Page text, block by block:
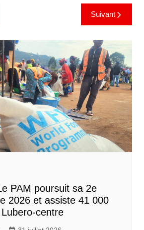
Suivant
PAM poursuit sa 2e
2026 et assiste 41 000
centre